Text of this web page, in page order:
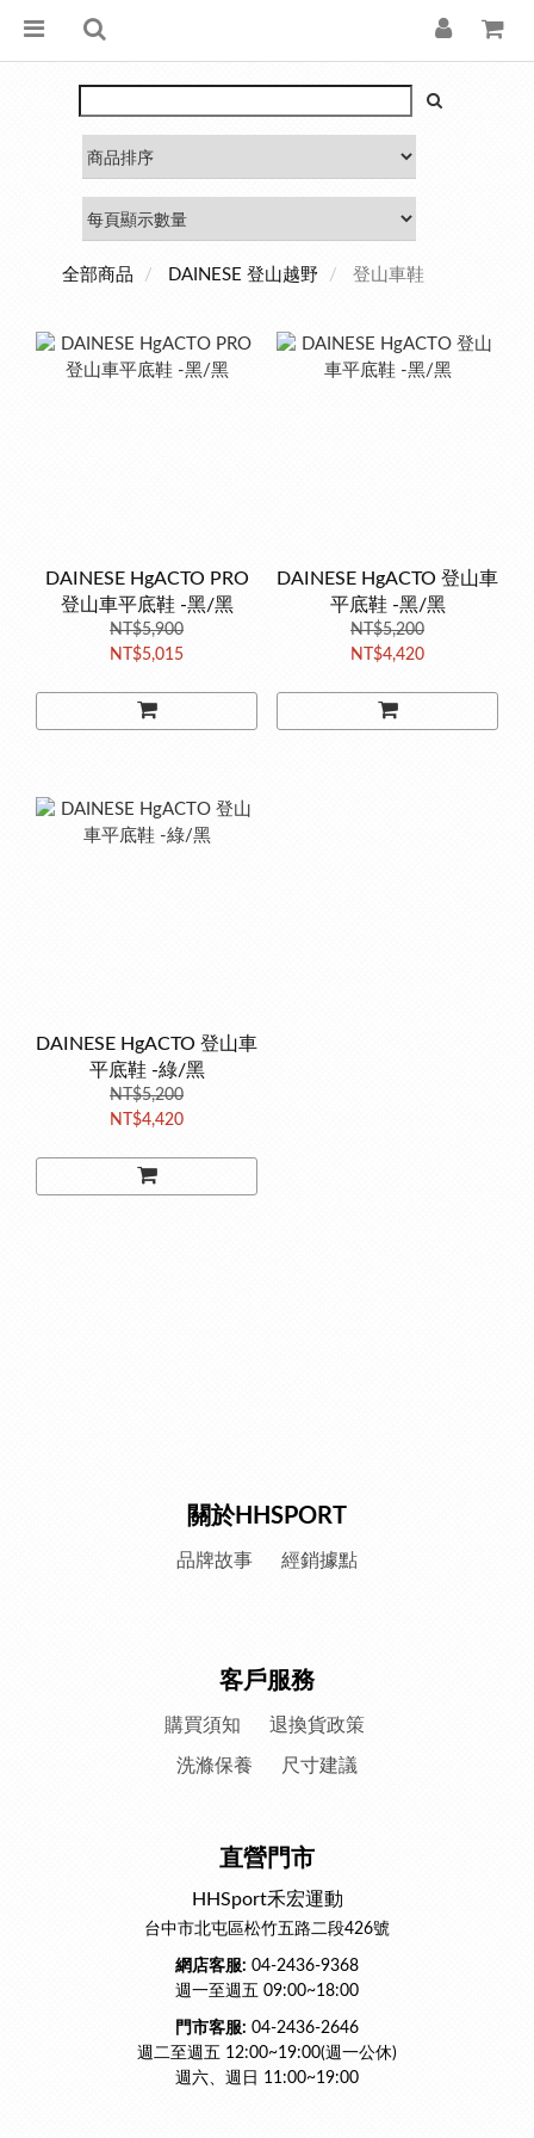
全部商品 DAINESE 登山越野 登山車鞋
DAINESE HgACTO PRO
登山車平底鞋 -黑/黑
NT$5,900
NT$5,015
DAINESE HgACTO 登山車
平底鞋 -黑/黑
NT$5,200
NT$4,420
DAINESE HgACTO 登山車
平底鞋 -綠/黑
NT$5,200
NT$4,420
關於HHSPORT
品牌故事 經銷據點
客戶服務
購買須知 退換貨政策
洗滌保養 尺寸建議
直營門市
HHSport禾宏運動
台中市北屯區松竹五路二段426號
網店客服: 04-2436-9368
週一至週五 09:00~18:00
門市客服: 04-2436-2646
週二至週五 12:00~19:00(週一公休)
週六、週日 11:00~19:00